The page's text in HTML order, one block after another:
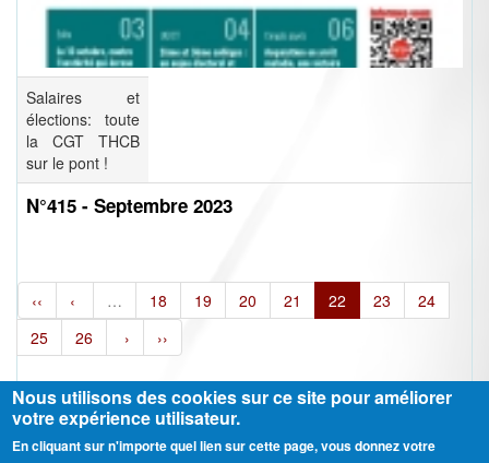
Salaires et
élections: toute
la CGT THCB
sur le pont !
N°415 - Septembre 2023
‹‹ ‹ … 18 19 20 21 22 23
24
25
26 › ››
Nous utilisons des cookies sur ce site pour améliorer
votre expérience utilisateur.
En cliquant sur n'importe quel lien sur cette page, vous donnez votre